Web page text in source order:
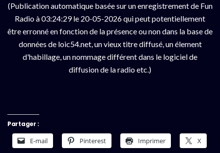
(Publication automatique basée sur un enregistrement de Fun
Radio à 03:24:29 le 20-05-2026 qui peut potentiellement
être erronné en fonction de la présence ou non dans la base de
données de loic54.net, un vieux titre diffusé, un élement
d'habillage, un nommage différent dans le logiciel de
diffusion de la radio etc.)
Partager :
E-mail Pinterest Imprimer X